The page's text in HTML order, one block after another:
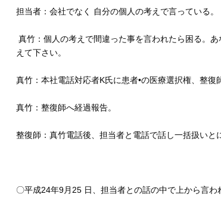
担当者：会社でなく 自分の個人の考えで言っている。
真竹：個人の考えで間違った事を言われたら困る。
えて下さい。
真竹：本社電話対応者K氏に患者•の医療選択権、整復
真竹：整復師へ経過報告。
整復師：真竹電話後、担当者と電話で話し一括扱いと
〇平成24年9月25 日、担当者との話の中で上から言